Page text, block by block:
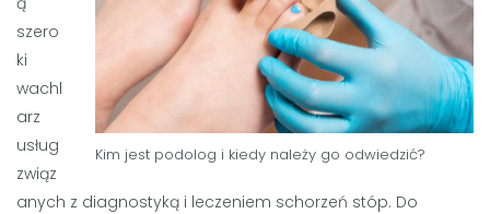
Kim jest podolog i kiedy należy go odwiedzić?
szero
ki
wachl
arz
usług
związ
anych z diagnostyką i leczeniem schorzeń stóp. Do